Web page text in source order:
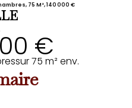
75 M², 140 000 €
€
sur 75 m² env.